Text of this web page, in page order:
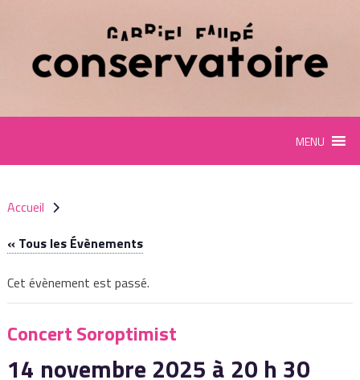
MENU
Accueil
« Tous les Évènements
Cet évènement est passé.
Concert Soroptimist
14 novembre 2025 à 20 h 30